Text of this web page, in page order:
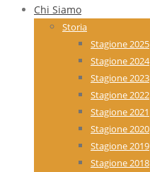
Chi Siamo
Storia
Stagione 2025
Stagione 2024
Stagione 2023
Stagione 2022
Stagione 2021
Stagione 2020
Stagione 2019
Stagione 2018